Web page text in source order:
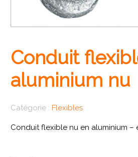
Conduit
aluminium nu
Catégorie : Flexibles
Conduit flexible nu en aluminium –